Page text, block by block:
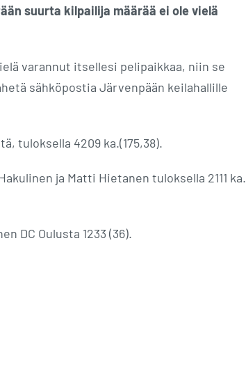
suurta kilpailija määrää ei ole vielä
varannut itsellesi pelipaikkaa, niin se
sähköpostia Järvenpään keilahallille
tuloksella 4209 ka.(175,38).
ja Matti Hietanen tuloksella 2111 ka.
DC Oulusta 1233 (36).